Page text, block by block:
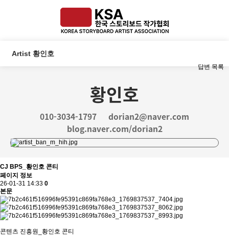
Artist 황인호
황인호
010-3034-1797
dorian2@naver.com
blog.naver.com/dorian2
답변 목록
CJ BPS_황인호 콘티
페이지 정보
26-01-31 14:33 0
본문
콘텐츠 진흥원_황인호 콘티